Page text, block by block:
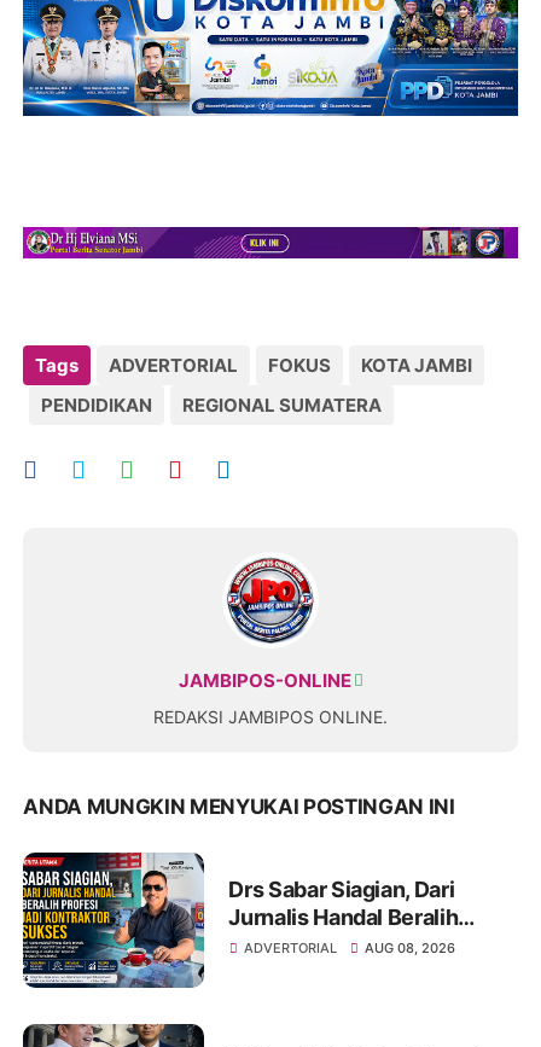
Tags ADVERTORIAL FOKUS
KOTA JAMBI
PENDIDIKAN
REGIONAL SUMATERA
JAMBIPOS-ONLINE
REDAKSI JAMBIPOS ONLINE.
ANDA MUNGKIN MENYUKAI POSTINGAN INI
Drs Sabar Siagian, Dari
Jurnalis Handal Beralih
Profesi Jadi Kontraktor
ADVERTORIAL AUG 08, 2026